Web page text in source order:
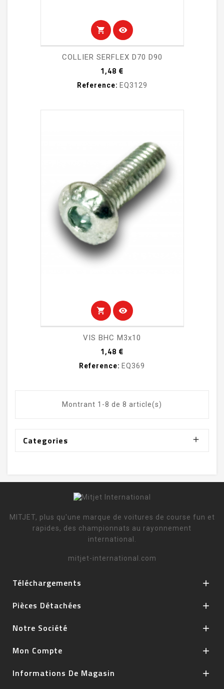
shopping_cart visibility
COLLIER SERFLEX D70 D90
1,48 €
Reference: EQ3129
shopping_cart visibility
VIS BHC M3x10
1,48 €
Reference: EQ369
Montrant 1-8 de 8 article(s)
Categories 
MITJET, plus qu'une marque de voitures de course fun et
rapides, des championnats au rayonnement
international.
mitjet-international.com
Téléchargements 
Pièces Détachées 
Notre Société 
Mon Compte 
Informations De Magasin 